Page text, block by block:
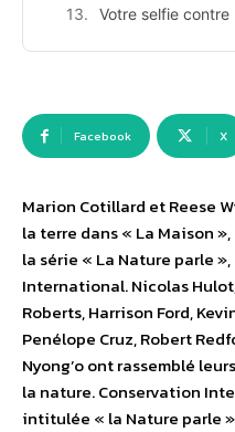
Votre selfie
Facebook X
Marion Cotillard et Reese
la terre dans « La Maison
la série « La Nature parle
International. Nicolas
Roberts, Harrison Ford,
Penélope Cruz, Robert
Nyong’o ont rassemblé
la nature. Conservation
intitulée « la Nature parle